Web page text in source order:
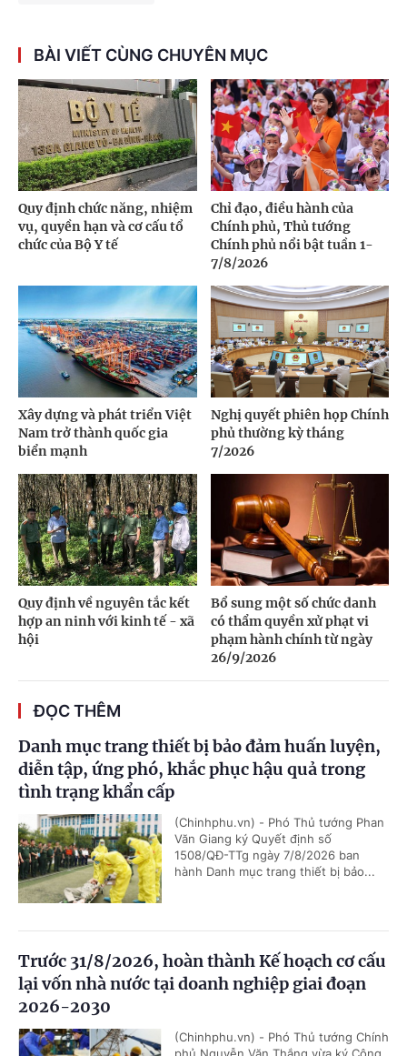
BÀI VIẾT CÙNG CHUYÊN MỤC
Quy định chức năng, nhiệm
vụ, quyền hạn và cơ cấu tổ
chức của Bộ Y tế
Chỉ đạo, điều hành của
Chính phủ, Thủ tướng
Chính phủ nổi bật tuần 1-
7/8/2026
Xây dựng và phát triển Việt
Nam trở thành quốc gia
biển mạnh
Nghị quyết phiên họp Chính
phủ thường kỳ tháng
7/2026
Quy định về nguyên tắc kết
hợp an ninh với kinh tế - xã
hội
Bổ sung một số chức danh
có thẩm quyền xử phạt vi
phạm hành chính từ ngày
26/9/2026
ĐỌC THÊM
Danh mục trang thiết bị bảo đảm huấn luyện,
diễn tập, ứng phó, khắc phục hậu quả trong
tình trạng khẩn cấp
(Chinhphu.vn) - Phó Thủ tướng Phan
Văn Giang ký Quyết định số
1508/QĐ-TTg ngày 7/8/2026 ban
hành Danh mục trang thiết bị bảo...
Trước 31/8/2026, hoàn thành Kế hoạch cơ cấu
lại vốn nhà nước tại doanh nghiệp giai đoạn
2026-2030
(Chinhphu.vn) - Phó Thủ tướng Chính
phủ Nguyễn Văn Thắng vừa ký Công